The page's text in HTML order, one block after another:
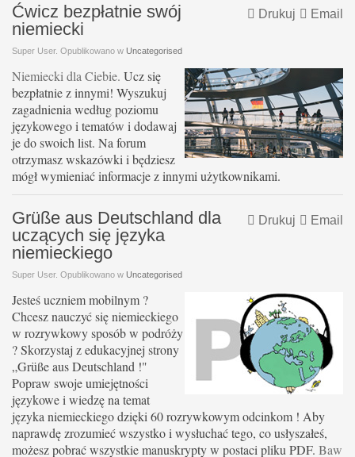
Email
Drukuj
Ćwicz bezpłatnie swój
niemiecki
Super User. Opublikowano w Uncategorised
Niemiecki dla Ciebie. Ucz się
bezpłatnie z innymi! Wyszukuj
zagadnienia według poziomu
językowego i tematów i dodawaj
je do swoich list. Na forum
otrzymasz wskazówki i będziesz
mógł wymieniać informacje z innymi użytkownikami.
Email
Drukuj
Grüße aus Deutschland dla
uczących się języka
niemieckiego
Super User. Opublikowano w Uncategorised
Jesteś uczniem mobilnym ?
Chcesz nauczyć się niemieckiego
w rozrywkowy sposób w podróży
? Skorzystaj z edukacyjnej strony
„Grüße aus Deutschland !"
Popraw swoje umiejętności
językowe i wiedzę na temat
języka niemieckiego dzięki 60 rozrywkowym odcinkom ! Aby
naprawdę zrozumieć wszystko i wysłuchać tego, co usłyszałeś,
możesz pobrać wszystkie manuskrypty w postaci pliku PDF. Baw